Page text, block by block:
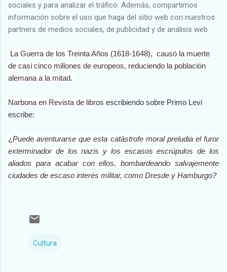
sociales y para analizar el tráfico. Además, compartimos
información sobre el uso que haga del sitio web con nuestros
partners de medios sociales, de publicidad y de análisis web.
La Guerra de los Treinta Años (1618-1648), causó la muerte
de casi cinco millones de europeos, reduciendo la población
alemana a la mitad.
Narbona en Revista de libros escribiendo sobre Primo Levi
escribe:
¿Puede aventurarse que esta catástrofe moral preludia el furor
exterminador de los nazis y los escasos escrúpulos de los
aliados para acabar con ellos, bombardeando salvajemente
ciudades de escaso interés militar, como Dresde y Hamburgo?
Cultura